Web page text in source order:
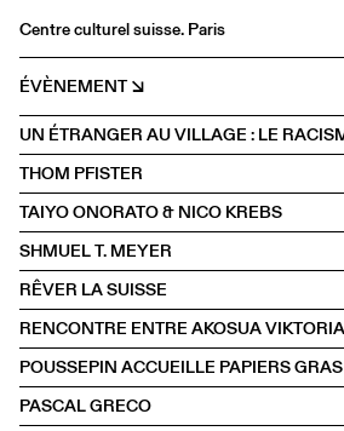
Centre culturel suisse. Paris
Agenda
Librairie
Buvette
Archives
Médiathèque
Éditions
Informations
FR/EN
PAROLE Rencontre
ÉVÈNEMENT
THOM PFISTER
TAIYO ONORATO & NICO KREBS
SHMUEL T. MEYER
RÊVER LA SUISSE
POUSSEPIN ACCUEILLE PAPIERS GRAS
PASCAL GRECO